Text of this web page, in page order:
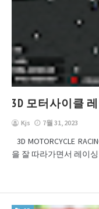
3D 모터사이클
Kjs 7월 31, 2023
3D MOTORCYCLE
을 잘 따라가면서 레이